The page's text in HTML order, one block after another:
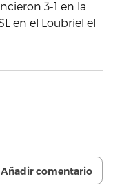
3-1 en la
en el Loubriel el
Añadir comentario